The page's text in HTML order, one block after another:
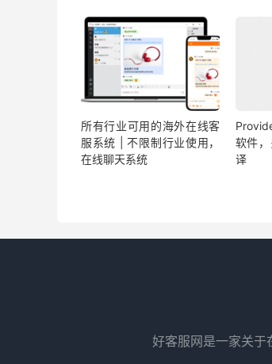
所有行业可用的海外在线客
服系统 | 不限制行业使用，
在线聊天系统
软件
译
好客服网是一家关于